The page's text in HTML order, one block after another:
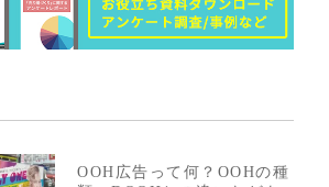
OOH広告って何？OOHの種